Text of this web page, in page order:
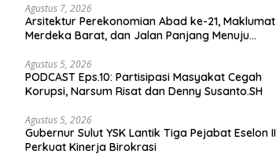
Agustus 7, 2026
Arsitektur Perekonomian Abad ke-21, Maklumat
Merdeka Barat, dan Jalan Panjang Menuju
Agustus 5, 2026
PODCAST Eps.10: Partisipasi Masyakat Cegah
Korupsi, Narsum Risat dan Denny Susanto.SH
Agustus 5, 2026
Gubernur Sulut YSK Lantik Tiga Pejabat Eselon II,
Perkuat Kinerja Birokrasi